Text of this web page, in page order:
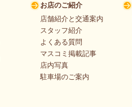
お店のご紹介
店舗紹介と交通案内
スタッフ紹介
よくある質問
マスコミ掲載記事
店内写真
駐車場のご案内